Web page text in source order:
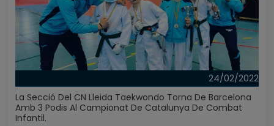
24/02/2022
La Secció Del CN Lleida Taekwondo Torna De Barcelona
Amb 3 Podis Al Campionat De Catalunya De Combat
Infantil.